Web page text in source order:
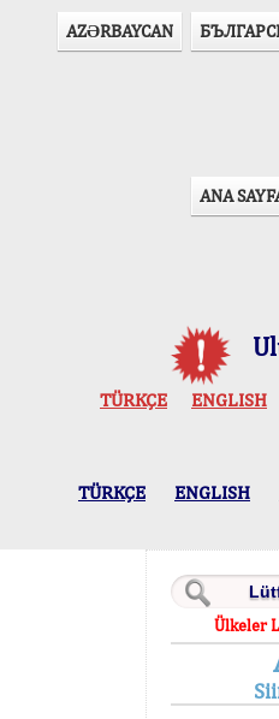
AZӘRBAYCAN
ANA
TÜRKÇE ENGLISH
TÜRKÇE ENGLISH
Ülkeler